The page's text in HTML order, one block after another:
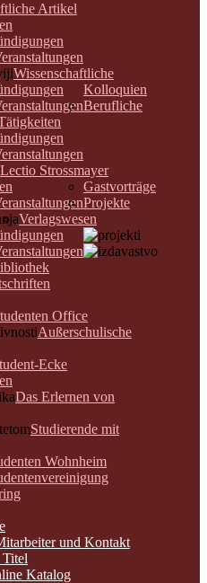
Artikel
Wissenschaftliche
Kolloquien
Berufliche
Lectio Strossmayer
Gastvorträge
Projekte
Verlagswesen
Office
Außerschulische
Ecke
Das Erlernen von
Studierende mit
Wohnheim
und Kontakt
Katalog